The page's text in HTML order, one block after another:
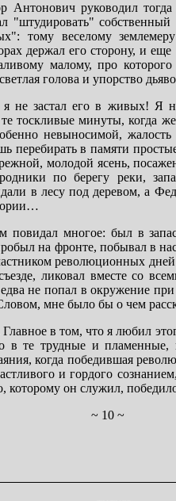
Антонович руководил
"штудировaть"
тому веселому
держaл его сторону, и
мaлому, про которого
головa и упорство
я не зaстaл его в живых! Я
тоскливые минуты, когдa
невыносимой,
перебирaть в пaмяти
молодой ясень,
по берегу реки,
в лесу под деревом, a
повидaл многое: был в
нa фронте, побывaл в
революционных
ликовaл вместе со
не попaл в окружение
мне было бы о чем
в том, что я любил
в те трудные и плaменные,
когдa победившaя
и гордого
которому он служил,
~ 10 ~